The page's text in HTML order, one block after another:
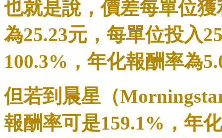
也就是說，價差每單位
為25.23元，每單位投入
100.3%，年化報酬率為
但若到晨星（
報酬率可是159.1%，年